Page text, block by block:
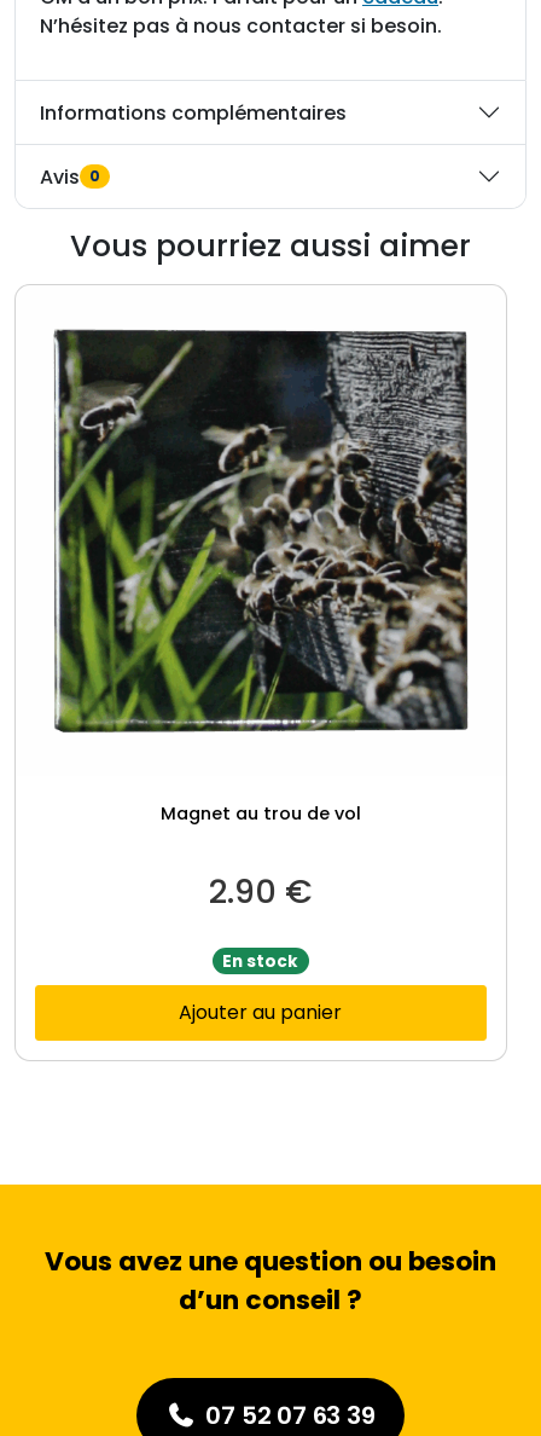
L
g
N’hésitez pas à nous contacter si besoin.
Informations complémentaires
Avis 0
Vous pourriez aussi aimer
Magnet au trou de vol
2.90 €
En stock
Ajouter au panier
Vous avez une question ou besoin
d’un conseil ?
07 52 07 63 39